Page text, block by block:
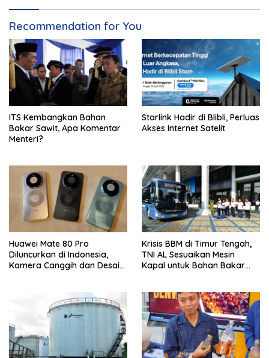
Recommendation for You
ITS Kembangkan Bahan
Bakar Sawit, Apa Komentar
Menteri?
Starlink Hadir di Blibli, Perluas
Akses Internet Satelit
Huawei Mate 80 Pro
Diluncurkan di Indonesia,
Kamera Canggih dan Desain
Krisis BBM di Timur Tengah,
TNI AL Sesuaikan Mesin
Kapal untuk Bahan Bakar